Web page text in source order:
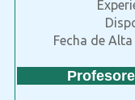
Fecha de